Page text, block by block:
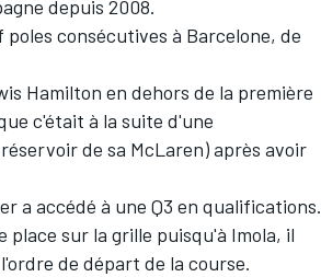
depuis 2008.
consécutives à Barcelone, de
Hamilton en dehors de la première
c'était à la suite d'une
de sa McLaren) après avoir
a accédé à une Q3 en qualifications.
place sur la grille puisqu'à Imola, il
de départ de la course.